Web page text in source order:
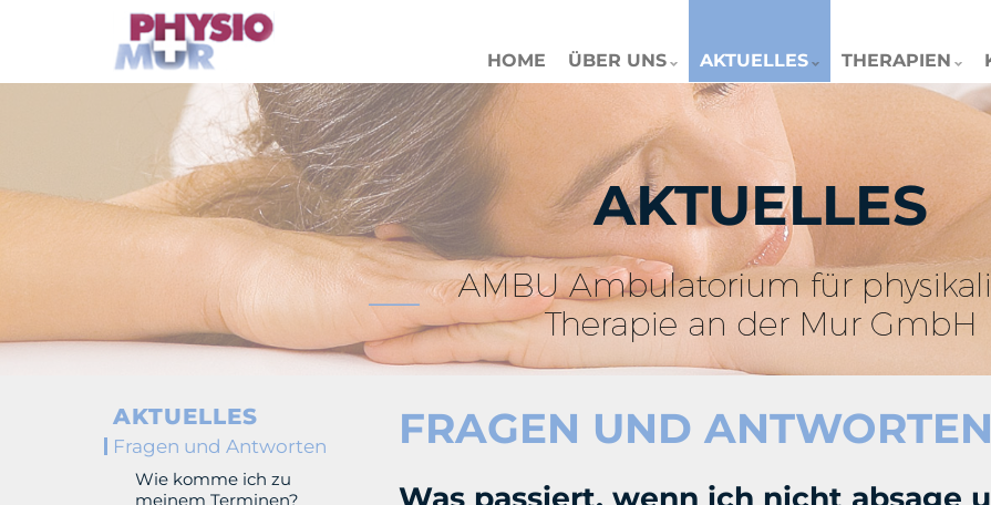
HOME ÜBER UNS AKTUELLES THERAPIEN
AKTUELLES
AKTUELLES
Fragen und Antworten
Wie komme ich zu
meinem Terminen?
FRAGEN UND ANTWORTEN
Was passiert, wenn ich nicht absage